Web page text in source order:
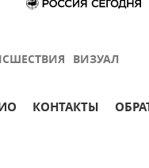
ВИЗУАЛ
КОНТАКТЫ